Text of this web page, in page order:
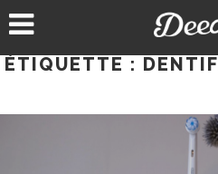
au
ÉTIQUETTE :